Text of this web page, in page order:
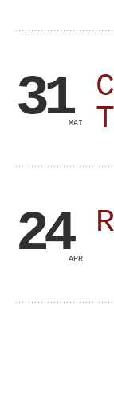
31MAI
24APR